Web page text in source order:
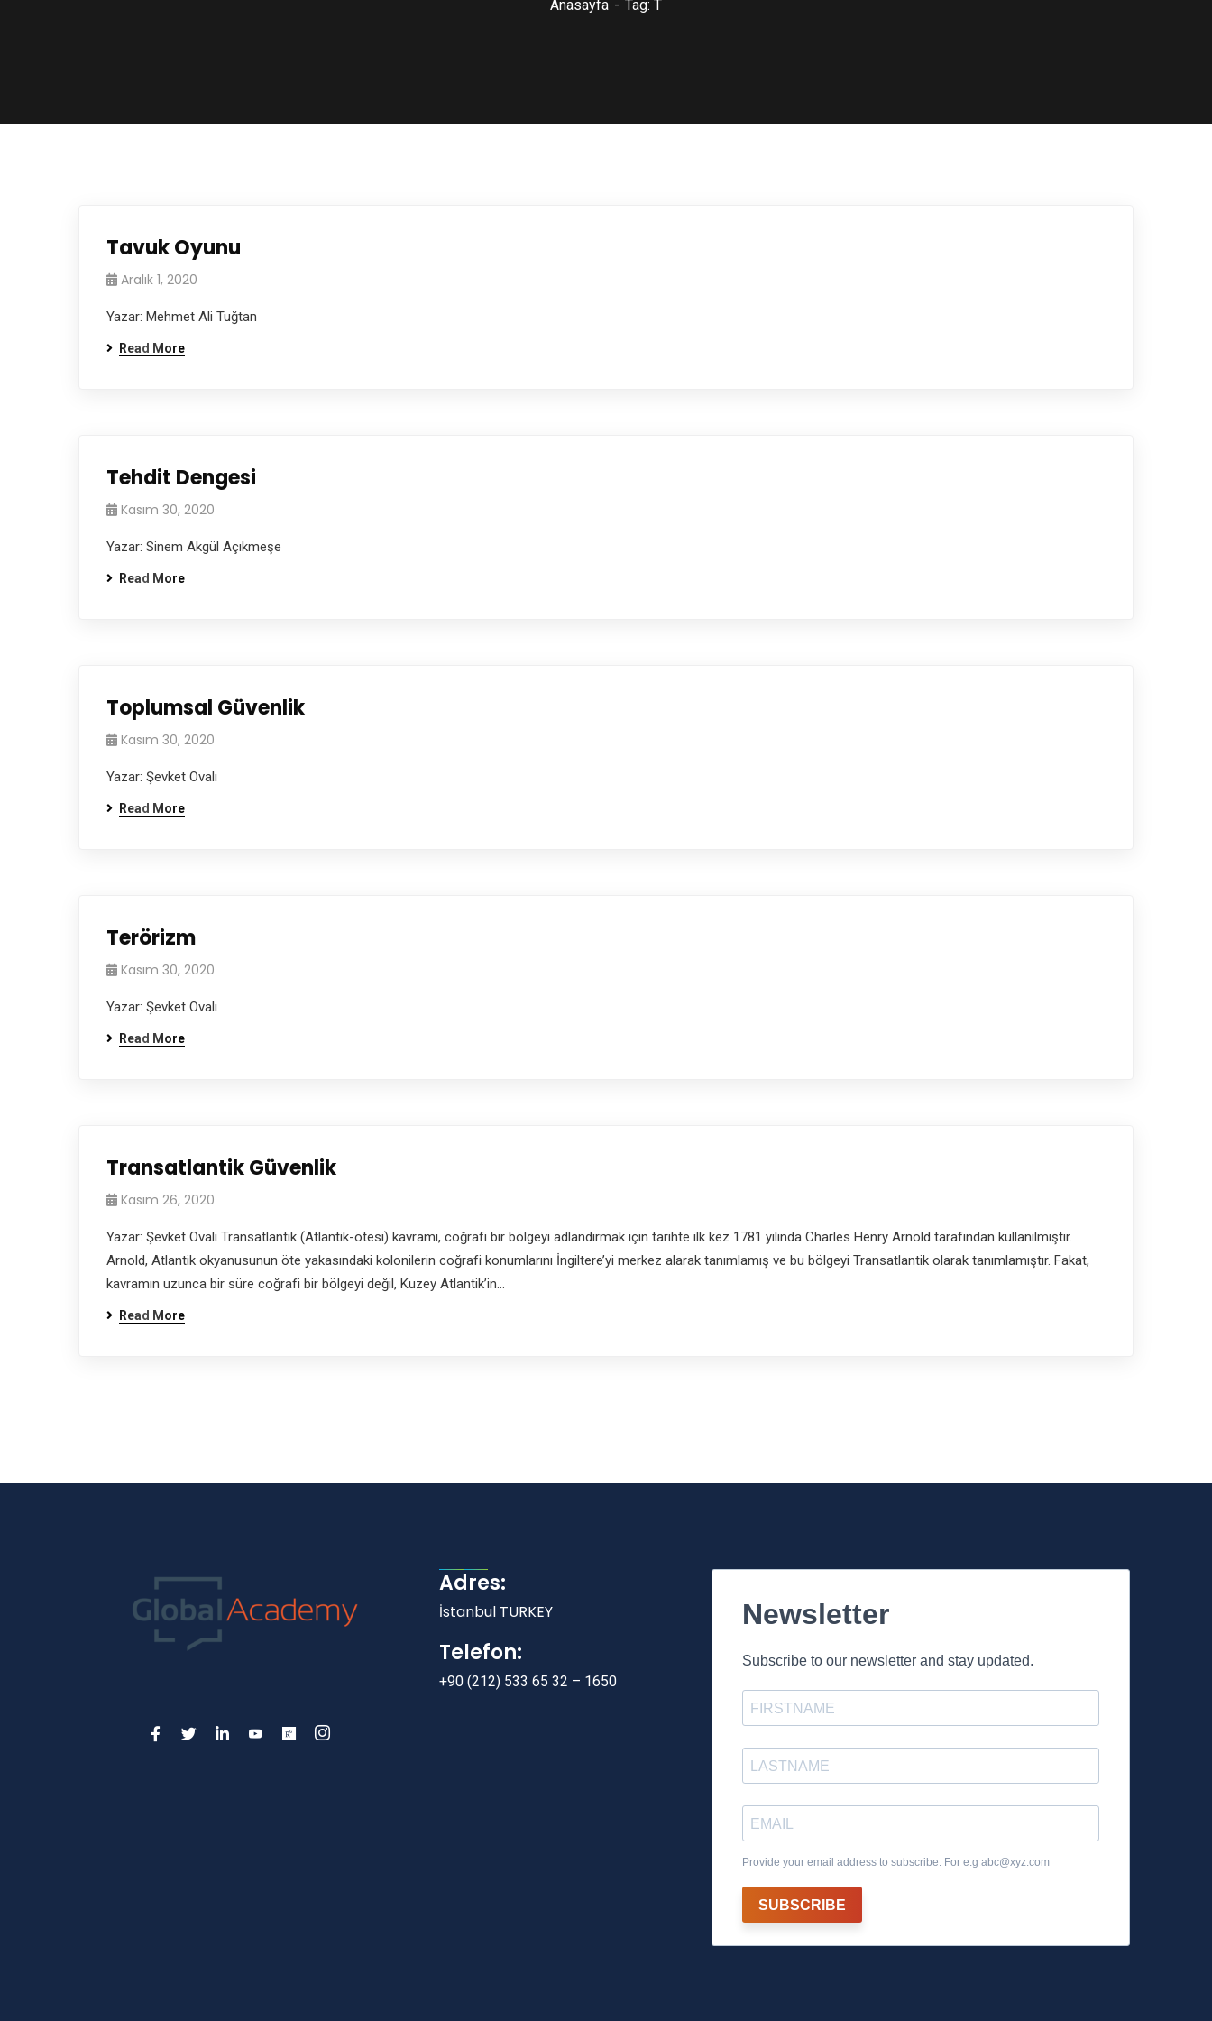
Anasayfa Tag: T
Tavuk Oyunu
Aralık 1, 2020
Yazar: Mehmet Ali Tuğtan
Read More
Tehdit Dengesi
Kasım 30, 2020
Yazar: Sinem Akgül Açıkmeşe
Read More
Toplumsal Güvenlik
Kasım 30, 2020
Yazar: Şevket Ovalı
Read More
Terörizm
Kasım 30, 2020
Yazar: Şevket Ovalı
Read More
Transatlantik Güvenlik
Kasım 26, 2020
Yazar: Şevket Ovalı Transatlantik (Atlantik-ötesi) kavramı, coğrafi bir bölgeyi adlandırmak için tarihte ilk kez 1781 yılında Charles Henry Arnold tarafından kullanılmıştır.
Arnold, Atlantik okyanusunun öte yakasındaki kolonilerin coğrafi konumlarını İngiltere’yi merkez alarak tanımlamış ve bu bölgeyi Transatlantik olarak tanımlamıştır. Fakat,
kavramın uzunca bir süre coğrafi bir bölgeyi değil, Kuzey Atlantik’in…
Read More
Adres:
İstanbul TURKEY
Telefon:
+90 (212) 533 65 32 – 1650
Newsletter
Subscribe to our newsletter and stay updated.
Provide your email address to subscribe. For e.g abc@xyz.com
SUBSCRIBE